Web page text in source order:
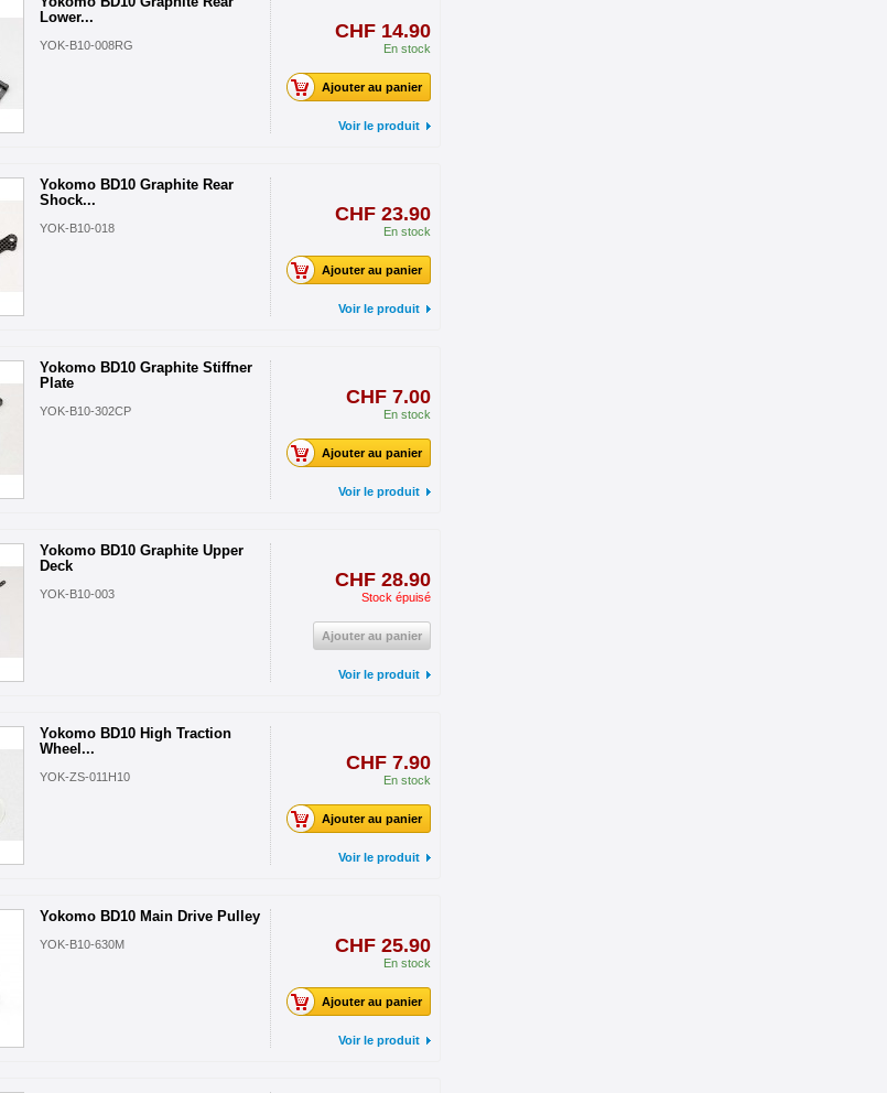
Lower...
YOK-B10-008RG
CHF 14.90
En stock
Ajouter au panier
Voir le produit
Yokomo BD10 Graphite Rear
Shock...
YOK-B10-018
CHF 23.90
En stock
Ajouter au panier
Voir le produit
Yokomo BD10 Graphite Stiffner
Plate
YOK-B10-302CP
CHF 7.00
En stock
Ajouter au panier
Voir le produit
Yokomo BD10 Graphite Upper
Deck
YOK-B10-003
CHF 28.90
Stock épuisé
Ajouter au panier
Voir le produit
Yokomo BD10 High Traction
Wheel...
YOK-ZS-011H10
CHF 7.90
En stock
Ajouter au panier
Voir le produit
Yokomo BD10 Main Drive Pulley
YOK-B10-630M CHF 25.90
En stock
Ajouter au panier
Voir le produit